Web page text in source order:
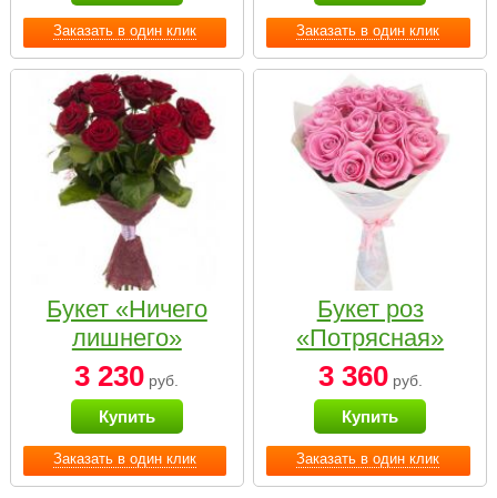
Заказать в один клик Заказать в один клик
Заказать в один клик
Букет «Ничего
лишнего»
3 230 руб.
Купить
Заказать в один клик
Букет роз
«Потрясная»
3 360руб.
Купить